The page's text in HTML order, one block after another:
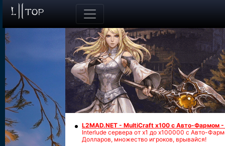
L2MAD.NET - MultiCraft x100 с Авто-Фармом
Interlude сервера от х1 до х100000 с Авто-
Долларов, множество игроков, врывайся!